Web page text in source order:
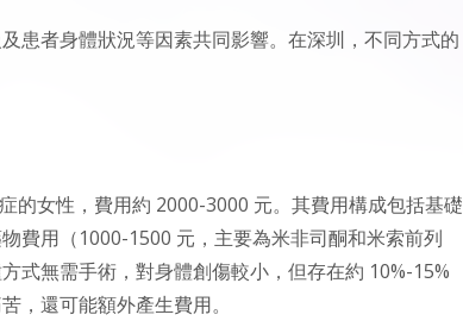
患者身體狀況等因素共同影響。在深圳，不同方式的
的女性，費用約 2000-3000 元。其費用構成包括基礎
費用（1000-1500 元，主要為米非司酮和米索前列
式無需手術，對身體創傷較小，但存在約 10%-15%
，還可能額外產生費用。